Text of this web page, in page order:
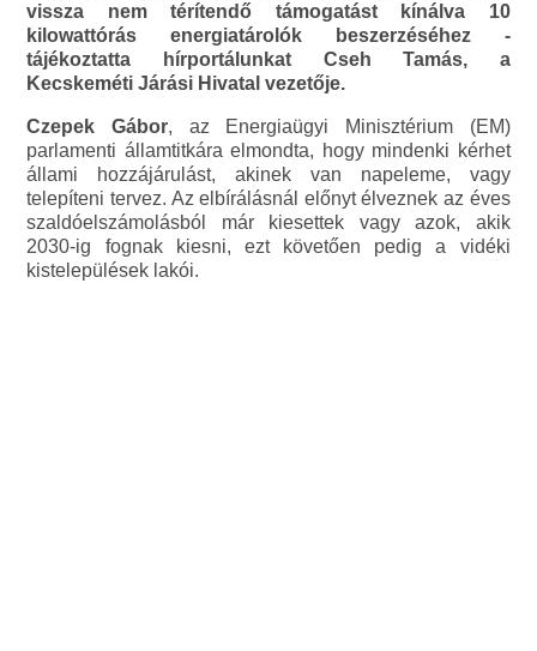
vissza nem térítendő támogatást kínálva 10
kilowattórás energiatárolók beszerzéséhez -
tájékoztatta hírportálunkat Cseh Tamás, a
Kecskeméti Járási Hivatal vezetője.
Czepek Gábor, az Energiaügyi Minisztérium (EM)
parlamenti államtitkára elmondta, hogy mindenki kérhet
állami hozzájárulást, akinek van napeleme, vagy
telepíteni tervez. Az elbírálásnál előnyt élveznek az éves
szaldóelszámolásból már kiesettek vagy azok, akik
2030-ig fognak kiesni, ezt követően pedig a vidéki
kistelepülések lakói.